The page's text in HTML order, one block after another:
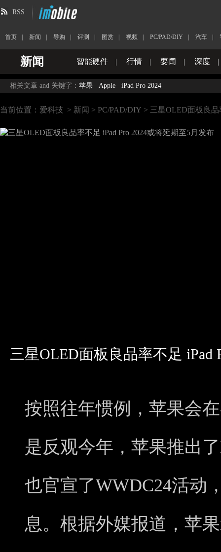
RSS
首页 新闻 导购 评测 图赏 视频 PC/PAD/DIY 汽车
新闻 智能硬件 | 行情 | 要闻 | 深度 |
相关文章 and 关键字： 苹果 Apple iPad Pro 2024
当前位置： 爱科技 > 新闻 > PC/PAD/DIY > 三星OLED面板良品
三星OLED面板良品率不足 iPad
按照往年惯例，苹果会
是反观今年，苹果推出
也官宣了WWDC24活动
息。根据外媒报道，苹